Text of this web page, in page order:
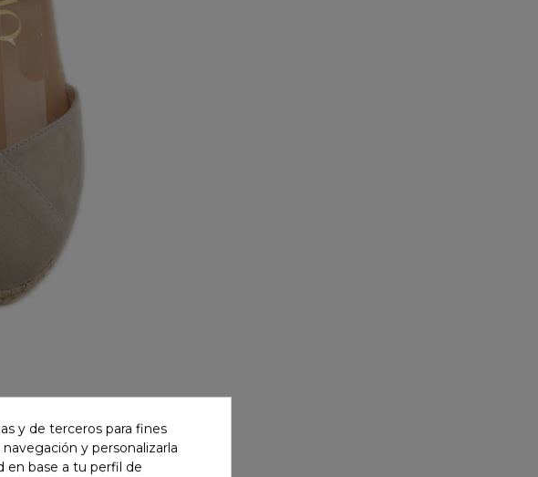
y de terceros para fines
y personalizarla
en base a tu perfil de